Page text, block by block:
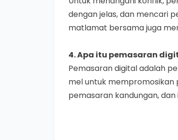
dengan jelas, dan mencari
matlamat bersama juga
4.Apa itu pemasaran
Pemasaran digital adalah
mel untuk mempromosikan
pemasaran kandungan,